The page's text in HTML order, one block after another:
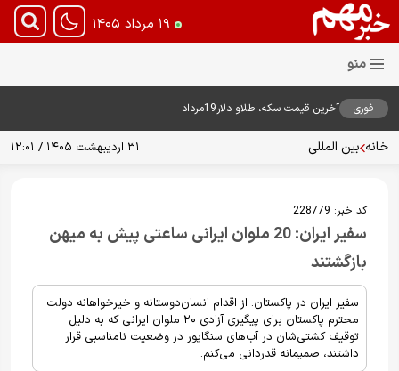
۱۹ مرداد ۱۴۰۵
فوری
آخرین قیمت سکه، طلاو دلار19مرداد
خانه بین المللی ۳۱ اردیبهشت ۱۴۰۵ / ۱۲:۰۱
کد خبر: 228779
سفیر ایران: 20 ملوان ایرانی ساعتی پیش به میهن
بازگشتند
سفیر ایران در پاکستان: از اقدام انسان‌دوستانه و خیرخواهانه دولت
محترم پاکستان برای پیگیری آزادی ۲۰ ملوان ایرانی که به دلیل
توقیف کشتی‌شان در آب‌های سنگاپور در وضعیت نامناسبی قرار
داشتند، صمیمانه قدردانی می‌کنم.